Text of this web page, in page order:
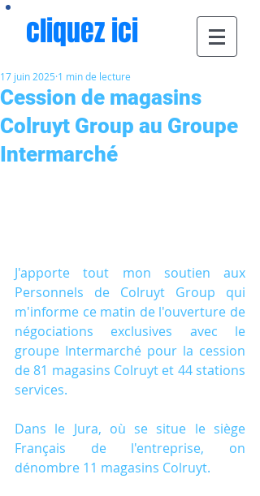
cliquez ici
Cession de magasins
Colruyt Group au Groupe
Intermarché
17 juin 2025 1 min de lecture
J'apporte tout mon soutien aux
Personnels de Colruyt Group qui
m'informe ce matin de l'ouverture de
négociations exclusives avec le
groupe Intermarché pour la cession
de 81 magasins Colruyt et 44 stations
services.
Dans le Jura, où se situe le siège
Français de l'entreprise, on
dénombre 11 magasins Colruyt.